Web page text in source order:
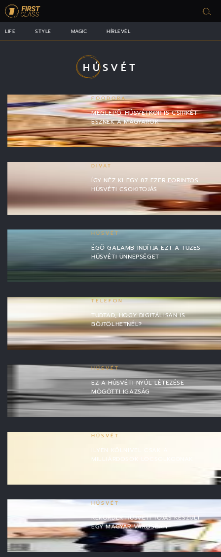
LIFE STYLE MAGIC HÍRLEVÉL
HÚSVÉT
FOODORA
MEGLEPŐ: HÚSVÉTKOR IS CSIRKÉT
ESZNEK A MAGYAROK
DIVAT
ÍGY NÉZ KI EGY 87 EZER FORINTOS
HÚSVÉTI CSOKITOJÁS
HÚSVÉT
ÉGŐ GALAMB INDÍTJA EZT A TÜZES
HÚSVÉTI ÜNNEPSÉGET
TELEFON
TUDTAD, HOGY DIGITÁLISAN IS
BÖJTÖLHETNÉL?
HÚSVÉT
EZ A HÚSVÉTI NYÚL LÉTEZÉSE
MÖGÖTTI IGAZSÁG
HÚSVÉT
ILYEN KÖLNIVEL CSAK A
MILLIÁRDOSOK LOCSOLKODNAK
HÚSVÉT
REKORDER HÚSVÉTI TOJÁS KÉSZÜLT
EGY MAGYAR VÁROSBAN